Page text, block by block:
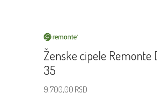
Ženske cipele Remonte
35
9.700,00 RSD